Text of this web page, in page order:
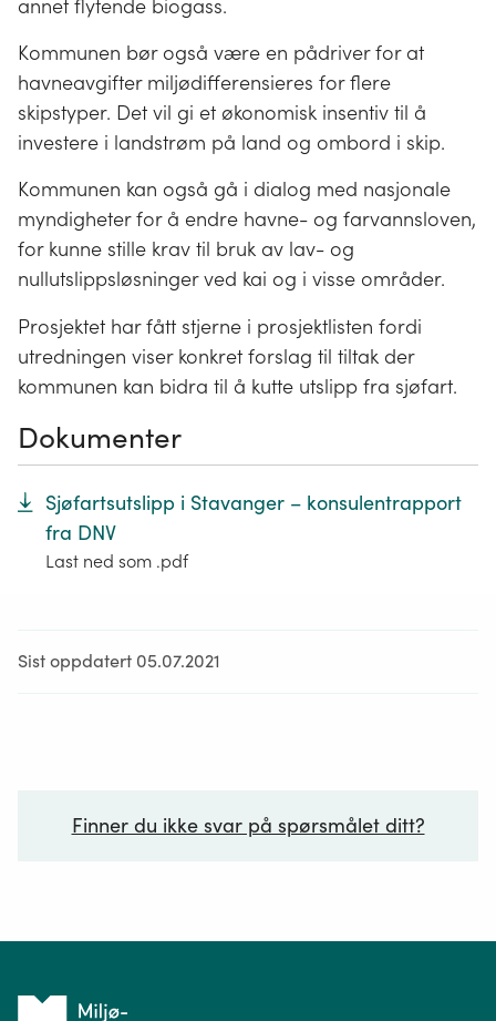
annet flytende biogass.
Kommunen bør også være en pådriver for at
havneavgifter miljødifferensieres for flere
skipstyper. Det vil gi et økonomisk insentiv til å
investere i landstrøm på land og ombord i skip.
Kommunen kan også gå i dialog med nasjonale
myndigheter for å endre havne- og farvannsloven,
for kunne stille krav til bruk av lav- og
nullutslippsløsninger ved kai og i visse områder.
Prosjektet har fått stjerne i prosjektlisten fordi
utredningen viser konkret forslag til tiltak der
kommunen kan bidra til å kutte utslipp fra sjøfart.
Dokumenter
Sjøfartsutslipp i Stavanger – konsulentrapport
fra DNV
Last ned som .pdf
Sist oppdatert 05.07.2021
Finner du ikke svar på spørsmålet ditt?
Tilbake